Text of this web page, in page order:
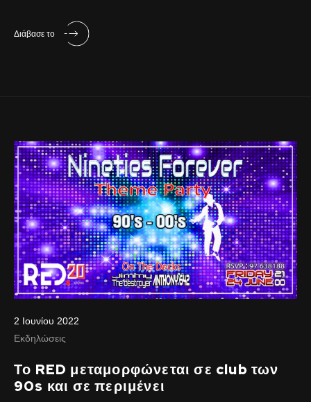
Διάβασε το
2 Ιουνίου 2022
Εκδηλώσεις
Το RED μεταμορφώνεται σε club των
90s και σε περιμένει